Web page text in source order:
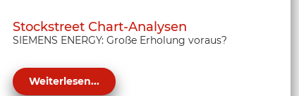
Stockstreet Chart-Analysen
SIEMENS ENERGY: Große Erholung voraus?
Weiterlesen...